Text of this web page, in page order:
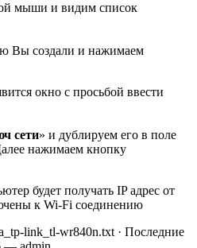
мыши и видим список
Вы создали и нажимаем
окно с просьбой ввести
сети» и дублируем его в поле
нажимаем кнопку
будет получать IP адрес от
к Wi-Fi соединению
link_tl-wr840n.txt · Последние